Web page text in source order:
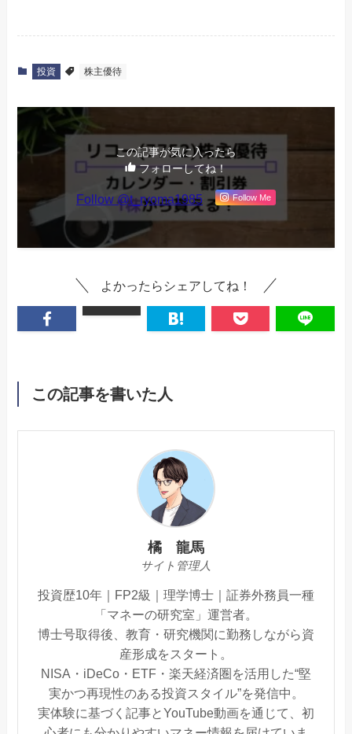
投資 株主優待
この記事が気に入ったら
フォローしてね！
Follow @t_ryoma1985 Follow Me
よかったらシェアしてね！
この記事を書いた人
橘 龍馬
サイト管理人
投資歴10年｜FP2級｜理学博士｜証券外務員一種
「マネーの研究室」運営者。
博士号取得後、教育・研究機関に勤務しながら資
産形成をスタート。
NISA・iDeCo・ETF・楽天経済圏を活用した“堅
実かつ再現性のある投資スタイル”を発信中。
実体験に基づく記事とYouTube動画を通じて、初